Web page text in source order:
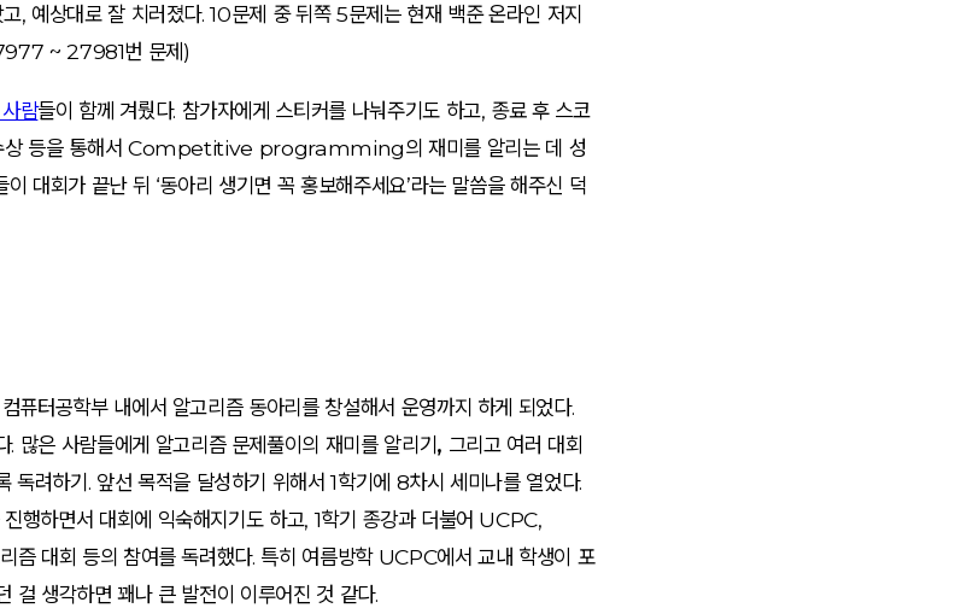
, 예상대로 잘 치러졌다. 10문제 중 뒤쪽 5문제는 현재 백준 온라인 저지
~ 27981번 문제)
람들이 함께 겨뤘다. 참가자에게 스티커를 나눠주기도 하고, 종료 후 스코
상 등을 통해서 Competitive programming의 재미를 알리는 데 성
대회가 끝난 뒤 ‘동아리 생기면 꼭 홍보해주세요’라는 말씀을 해주신 덕
퓨터공학부 내에서 알고리즘 동아리를 창설해서 운영까지 하게 되었다.
. 많은 사람들에게 알고리즘 문제풀이의 재미를 알리기, 그리고 여러 대회
독려하기. 앞선 목적을 달성하기 위해서 1학기에 8차시 세미나를 열었다.
행하면서 대회에 익숙해지기도 하고, 1학기 종강과 더불어 UCPC,
즘 대회 등의 참여를 독려했다. 특히 여름방학 UCPC에서 교내 학생이 포
걸 생각하면 꽤나 큰 발전이 이루어진 것 같다.